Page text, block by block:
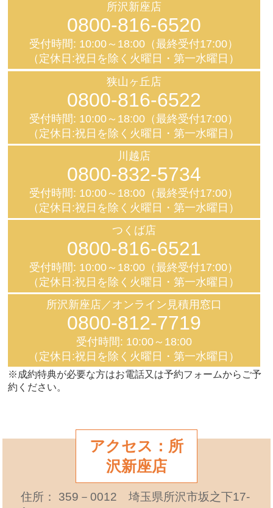
所沢新座店
0800-816-6520
受付時間: 10:00～18:00（最終受付17:00）
（定休日:祝日を除く火曜日・第一水曜日）
狭山ヶ丘店
0800-816-6522
受付時間: 10:00～18:00（最終受付17:00）
（定休日:祝日を除く火曜日・第一水曜日）
川越店
0800-832-5734
受付時間: 10:00～18:00（最終受付17:00）
（定休日:祝日を除く火曜日・第一水曜日）
つくば店
0800-816-6521
受付時間: 10:00～18:00（最終受付17:00）
（定休日:祝日を除く火曜日・第一水曜日）
所沢新座店／オンライン見積用窓口
0800-812-7719
受付時間: 10:00～18:00
（定休日:祝日を除く火曜日・第一水曜日）
※成約特典が必要な方はお電話又は予約フォームからご予
約ください。
アクセス：所
沢新座店
住所： 359－0012 埼玉県所沢市坂之下17-